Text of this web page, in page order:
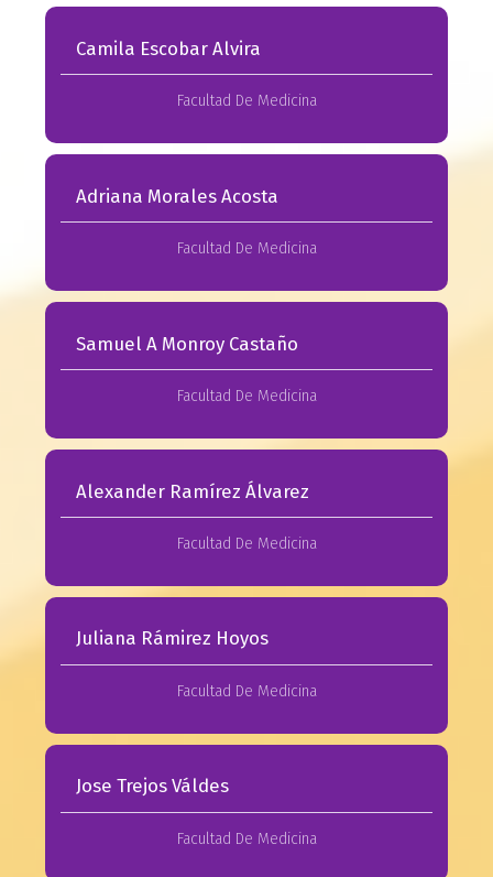
Camila Escobar Alvira
Facultad De Medicina
Adriana Morales Acosta
Facultad De Medicina
Samuel A Monroy Castaño
Facultad De Medicina
Alexander Ramírez Álvarez
Facultad De Medicina
Juliana Rámirez Hoyos
Facultad De Medicina
Jose Trejos Váldes
Facultad De Medicina